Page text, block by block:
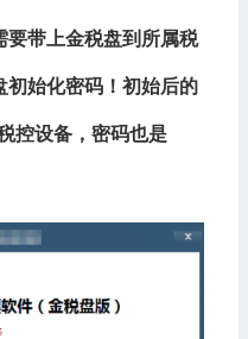
要带上金税盘到所属税
初始化密码！初始后的
控设备，密码也是